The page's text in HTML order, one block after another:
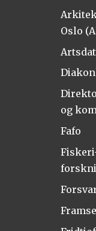
Oslo
og
Fafo